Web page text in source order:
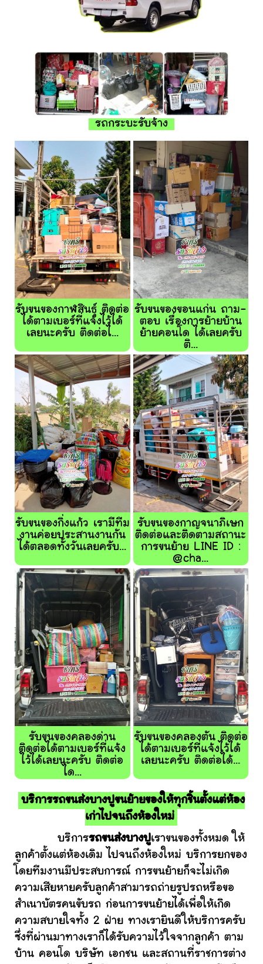
รถกระบะรับจ้าง
รับขนของกาฬสินธุ์ ติดต่อ
ได้ตามเบอร์ที่แจ้งไว้ได้
เลยนะครับ ติดต่อไ...
รับขนของขอนแก่น ถาม-
ตอบ เรื่องการย้ายบ้าน
ย้ายคอนโด ได้เลยครับ
ติ...
รับขนของกิ่งแก้ว เรามีทีม
งานค่อยประสานงานกัน
ได้ตลอดทั้งวันเลยครับ...
รับขนของกาญจนาภิเษก
ติดต่อและติดตามสถานะ
การขนย้าย LINE ID :
@cha...
รับขนของคลองด่าน
ติดต่อได้ตามเบอร์ที่แจ้ง
ไว้ได้เลยนะครับ ติดต่อ
ได...
รับขนของคลองตัน ติดต่อ
ได้ตามเบอร์ที่แจ้งไว้ได้
เลยนะครับ ติดต่อได้...
บริการรถขนส่งบางปูขนย้ายของให้ทุกชิ้นตั้งแต่ห้อง
เก่าไปจนถึงห้องใหม่
บริการรถขนส่งบางปูเราขนของทั้งหมด ให้
ลูกค้าตั้งแต่ห้องเดิม ไปจนถึงห้องใหม่ บริการยกของ
โดยทีมงานมีประสบการณ์ การขนย้ายก็จะไม่เกิด
ความเสียหายครับลูกค้าสามารถถ่ายรูปรถหรือขอ
สำเนาบัตรคนขับรถ ก่อนการขนย้ายได้เพื่อให้เกิด
ความสบายใจทั้ง 2 ฝ่าย ทางเรายินดีให้บริการครับ
ซึ่งที่ผ่านมาทางเราก็ได้รับความไว้ใจจากลูกค้า ตาม
บ้าน คอนโด บริษัท เอกชน และสถานที่ราชการต่าง